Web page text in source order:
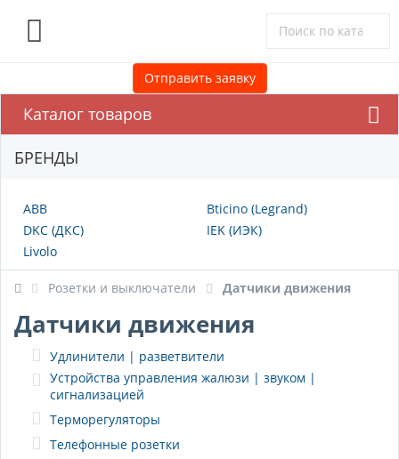
Отправить заявку
Каталог товаров
БРЕНДЫ
ABB
Bticino (Legrand)
DKC (ДКС)
IEK (ИЭК)
Livolo
Розетки и выключатели Датчики движения
Датчики движения
Удлинители | разветвители
Устройства управления жалюзи | звуком |
сигнализацией
Терморегуляторы
Телефонные розетки